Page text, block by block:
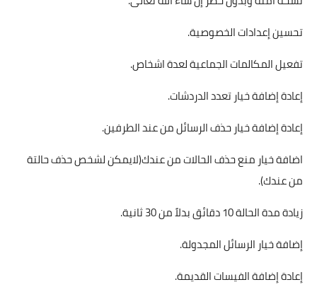
تحسين إعدادات الخصوصية.
تفعيل المكالمات الجماعية لعدة اشخاص.
إعادة إضافة خيار تعدد الدردشات.
إعادة إضافة خيار حذف الرسائل من عند الطرفين.
اضافة خيار منع حذف الحالات من عندك(لايمكن لشخص حذف حالتة
من عندك).
زيادة مدة الحالة 10 دقائق بدلاً من 30 ثانية.
إضافة خيار الرسائل المجدولة.
إعادة إضافة الفيسات القديمة.